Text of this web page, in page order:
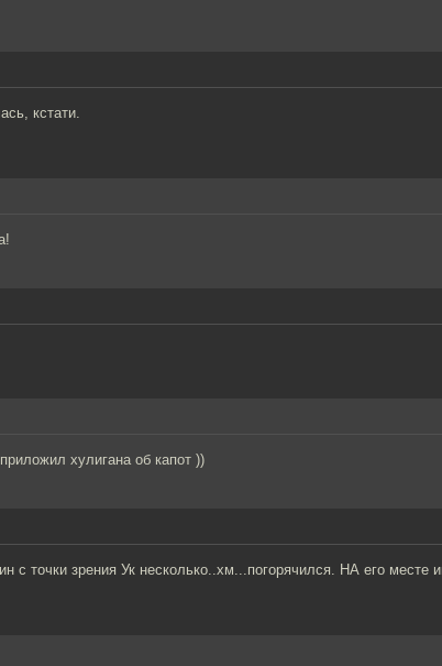
кстати.
хулигана об капот ))
с точки зрения Ук несколько..хм...погорячился. НА его месте